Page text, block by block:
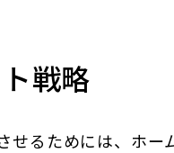
戦略
るためには、ホー